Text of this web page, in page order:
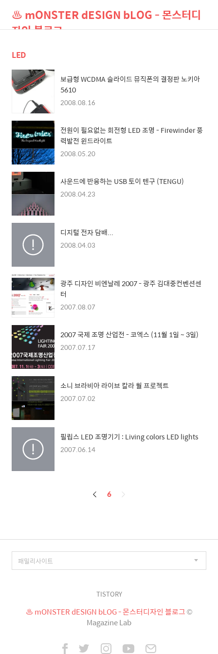
♨ mONSTER dESIGN bLOG - 몬스터디
자인 블로그
LED
보급형 WCDMA 슬라이드 뮤직폰의 결정판 노키아
5610
2008.08.16
전원이 필요없는 회전형 LED 조명 - Firewinder 풍
력발전 윈드라이트
2008.05.20
사운드에 반응하는 USB 토이 텐구 (TENGU)
2008.04.23
디지털 전자 담배...
2008.04.03
광주 디자인 비엔날레 2007 - 광주 김대중컨벤션센
터
2007.08.07
2007 국제 조명 산업전 - 코엑스 (11월 1일 ~ 3일)
2007.07.17
소니 브라비아 라이브 칼라 월 프로젝트
2007.07.02
필립스 LED 조명기기 : Living colors LED lights
2007.06.14
페
6
TISTORY
♨ mONSTER dESIGN bLOG - 몬스터디자인 블로그©
Magazine Lab